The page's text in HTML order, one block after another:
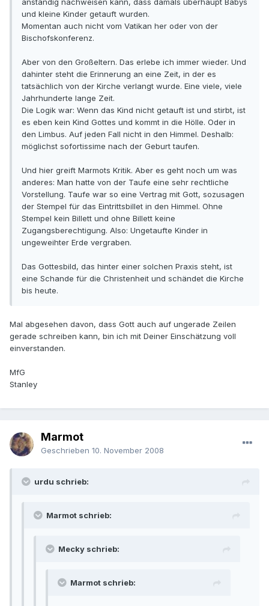
anständig nachweisen kann, dass damals überhaupt Babys
und kleine Kinder getauft wurden.
Momentan auch nicht vom Vatikan her oder von der
Bischofskonferenz.
Aber von den Großeltern. Das erlebe ich immer wieder. Und
dahinter steht die Erinnerung an eine Zeit, in der es
tatsächlich von der Kirche verlangt wurde. Eine viele, viele
Jahrhunderte lange Zeit.
Die Logik war: Wenn das Kind nicht getauft ist und stirbt, ist
es eben kein Kind Gottes und kommt in die Hölle. Oder in
den Limbus. Auf jeden Fall nicht in den Himmel. Deshalb:
möglichst sofortissime nach der Geburt taufen.
Und hier greift Marmots Kritik. Aber es geht noch um was
anderes: Man hatte von der Taufe eine sehr rechtliche
Vorstellung. Taufe war so eine Vertrag mit Gott, sozusagen
der Stempel für das Eintrittsbillet in den Himmel. Ohne
Stempel kein Billett und ohne Billett keine
Zugangsberechtigung. Also: Ungetaufte Kinder in
ungeweihter Erde vergraben.
Das Gottesbild, das hinter einer solchen Praxis steht, ist
eine Schande für die Christenheit und schändet die Kirche
bis heute.
Mal abgesehen davon, dass Gott auch auf ungerade Zeilen
gerade schreiben kann, bin ich mit Deiner Einschätzung voll
einverstanden.
MfG
Stanley
Marmot
Geschrieben 10. November 2008
urdu schrieb:
Marmot schrieb:
Mecky schrieb:
Marmot schrieb: